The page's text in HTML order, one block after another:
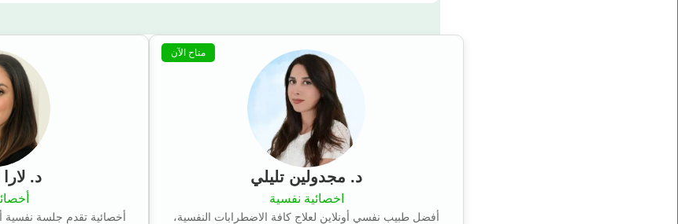
متاح الآن
د. مجدولين تليلي
اخصائية نفسية
أفضل طبيب نفسي أونلاين لعلاج كافة الاضطرابات النفسية،
د.
أخصائية تقدم جلسة نفسية